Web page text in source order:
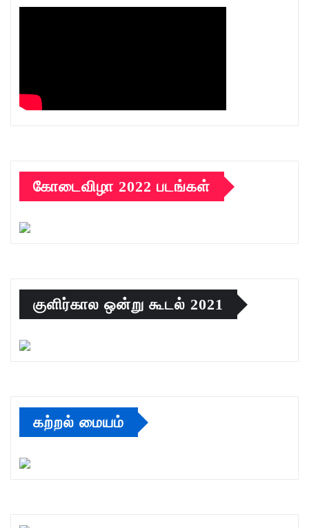
கோடைவிழா 2022 படங்கள்
குளிர்கால ஒன்று கூடல் 2021
கற்றல் மையம்